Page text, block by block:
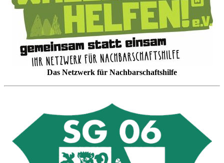
Das Netzwerk für Nachbarschaftshilfe